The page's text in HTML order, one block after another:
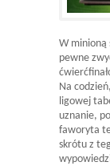
W minioną
pewne
Na
ligowej
uznanie,
faworyta
skrótu z